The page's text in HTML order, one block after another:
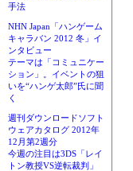
手法
NHN Japan「ハンゲーム
キャラバン 2012 冬」イ
ンタビュー
テーマは「コミュニケー
ション」。イベントの狙
いを“ハンゲ太郎”氏に聞
く
週刊ダウンロードソフト
ウェアカタログ 2012年
12月第2週分
今週の注目は3DS「レイ
トン教授VS逆転裁判」